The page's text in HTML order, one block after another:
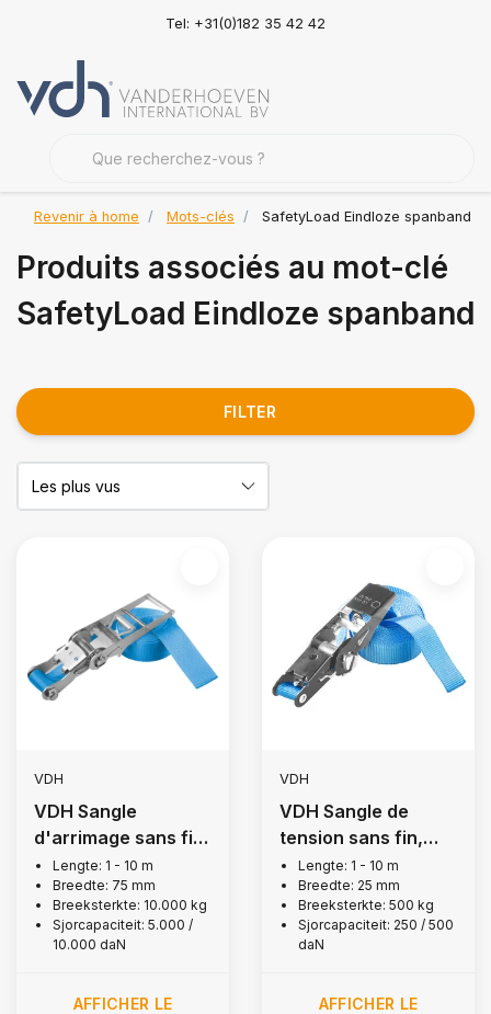
Tel: +31(0)182 35 42 42
Revenir à home Mots-clés SafetyLoad Eindloze spanband
Produits associés au mot-clé
SafetyLoad Eindloze spanband
FILTER
VDH
VDH Sangle
d'arrimage sans fin,
10 000 kg
Lengte: 1 - 10 m
Breedte: 75 mm
Breeksterkte: 10.000 kg
Sjorcapaciteit: 5.000 /
10.000 daN
AFFICHER LE
VDH
VDH Sangle de
tension sans fin,
500 kg
Lengte: 1 - 10 m
Breedte: 25 mm
Breeksterkte: 500 kg
Sjorcapaciteit: 250 / 500
daN
AFFICHER LE